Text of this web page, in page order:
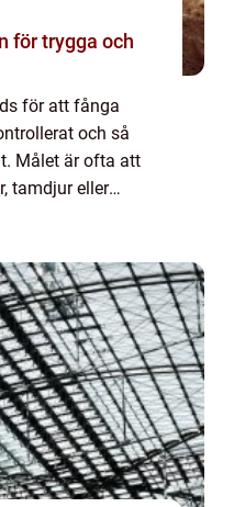
för trygga och
för att fånga
och så
Målet är ofta att
tamdjur eller